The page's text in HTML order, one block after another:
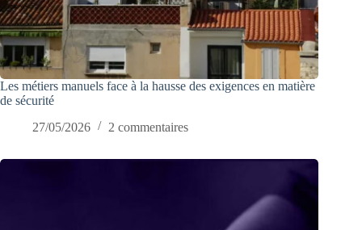
Les métiers manuels face à la hausse des exigences en matière
de sécurité
27/05/2026
2 commentaires